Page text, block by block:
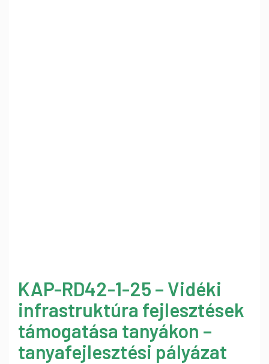
KAP-RD42-1-25 – Vidéki
infrastruktúra fejlesztések
támogatása tanyákon –
tanyafejlesztési pályázat